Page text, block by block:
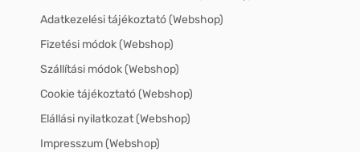
Adatkezelési tájékoztató (Webshop)
Fizetési módok (Webshop)
Szállítási módok (Webshop)
Cookie tájékoztató (Webshop)
Elállási nyilatkozat (Webshop)
Impresszum (Webshop)